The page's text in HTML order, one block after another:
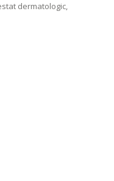
dermatologic,